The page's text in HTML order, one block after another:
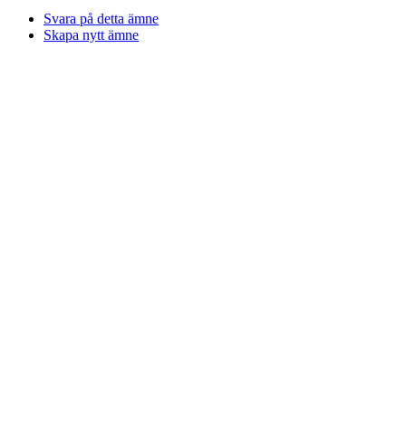
Svara på detta ämne
Skapa nytt ämne